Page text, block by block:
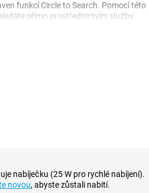
funkcí Circle to Search. Pomocí této
přímo prostřednictvím služby
Jedním z nich je například funkce
fotografie ve dne i v noci, rychle a
texty a mnoho dalšího.
telefonu. Dvojitý pant byl zesílen,
tělem a sklem Gorilla Glass Victus
a promáčknutím. Společnost
než sedm let aktualizací, a to jak
nabíječku (25 W pro rychlé nabíjení).
novou, abyste zůstali nabití.